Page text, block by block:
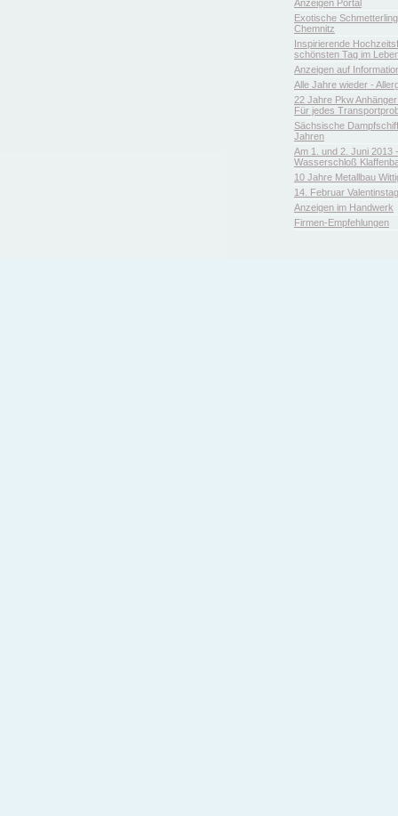
Anzeigen Portal
Exotische
Chemnitz
Inspirierende
schönsten Tag im
Anzeigen auf
Alle Jahre wieder -
22 Jahre Pkw
Für jedes
Sächsische
Jahren
Am 1. und 2. Juni 2013
Wasserschloß
10 Jahre Metallbau
14. Februar
Anzeigen im Handwerk
Firmen-Empfehlungen